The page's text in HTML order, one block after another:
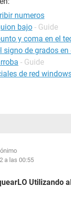
numeros
bajo - Guide
y coma en el
signo de grados
- Guide
de red
a las 00:55
Utilizando